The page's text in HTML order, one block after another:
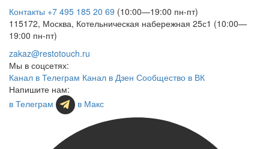
Контакты +7 495 185 20 69 (10:00—19:00 пн-пт)
115172, Москва, Котельническая набережная 25с1 (10:00—
19:00 пн-пт)
zakaz@restotouch.ru
Мы в соцсетях:
Канал в Телеграм Канал в Дзен Сообщество в ВК
Напишите нам:
в Телеграм
в Макс